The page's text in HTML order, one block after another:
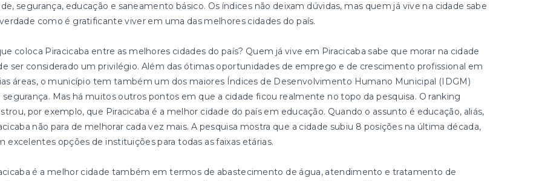
segurança, educação e saneamento básico. Os índices não deixam dúvidas, mas quem já vive na cidade sabe
como é gratificante viver em uma das melhores cidades do país.
coloca Piracicaba entre as melhores cidades do país? Quem já vive em Piracicaba sabe que morar na cidade
ser considerado um privilégio. Além das ótimas oportunidades de emprego e de crescimento profissional em
áreas, o município tem também um dos maiores Índices de Desenvolvimento Humano Municipal (IDGM)
segurança. Mas há muitos outros pontos em que a cidade ficou realmente no topo da pesquisa. O ranking
por exemplo, que Piracicaba é a melhor cidade do país em educação. Quando o assunto é educação, aliás,
não para de melhorar cada vez mais. A pesquisa mostra que a cidade subiu 8 posições na última década,
excelentes opções de instituições para todas as faixas etárias.
é a melhor cidade também em termos de abastecimento de água, atendimento e tratamento de